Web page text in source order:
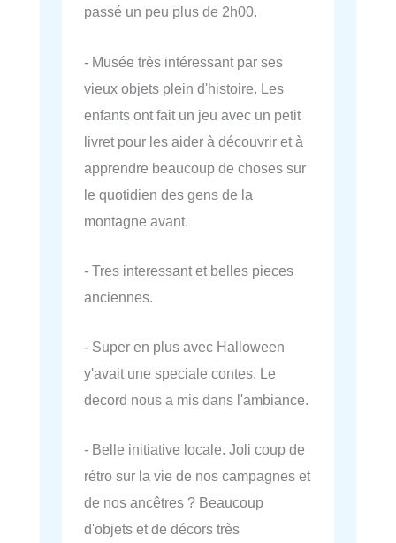
passé un peu plus de 2h00.
- Musée très intéressant par ses
vieux objets plein d'histoire. Les
enfants ont fait un jeu avec un petit
livret pour les aider à découvrir et à
apprendre beaucoup de choses sur
le quotidien des gens de la
montagne avant.
- Tres interessant et belles pieces
anciennes.
- Super en plus avec Halloween
y'avait une speciale contes. Le
decord nous a mis dans l'ambiance.
- Belle initiative locale. Joli coup de
rétro sur la vie de nos campagnes et
de nos ancêtres ? Beaucoup
d'objets et de décors très